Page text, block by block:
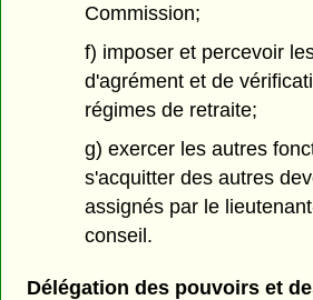
Commission;
f) imposer et percevoir
d'agrément et de
régimes de retraite;
g) exercer les autres
s'acquitter des autres
assignés par le
conseil.
Délégation des pouvoirs et